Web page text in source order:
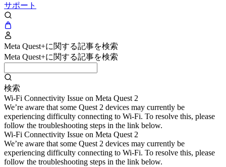
サポート
Meta Quest+に関する記事を検索
Meta Quest+に関する記事を検索
検索
Wi-Fi Connectivity Issue on Meta Quest 2
We’re aware that some Quest 2 devices may currently be
experiencing difficulty connecting to Wi-Fi. To resolve this, please
follow the troubleshooting steps in the link below.
Wi-Fi Connectivity Issue on Meta Quest 2
We’re aware that some Quest 2 devices may currently be
experiencing difficulty connecting to Wi-Fi. To resolve this, please
follow the troubleshooting steps in the link below.